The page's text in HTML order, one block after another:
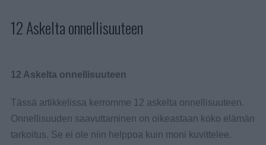
12 Askelta onnellisuuteen
12 Askelta onnellisuuteen
Tässä artikkelissa kerromme 12 askelta onnellisuuteen.
Onnellisuuden saavuttaminen on oikeastaan koko elämän
tarkoitus. Se ei ole niin helppoa kuin moni kuvittelee.